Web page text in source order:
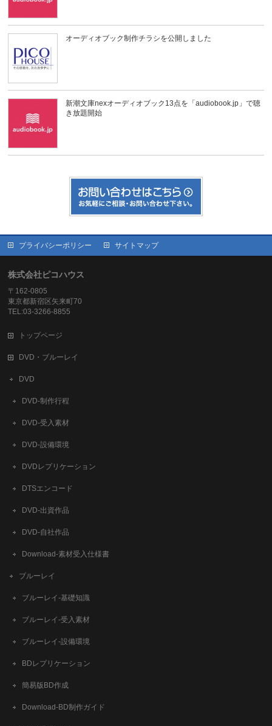
オーディオブック制作チラシを公開しました
新潮文庫nexオーディオブック13点を「audiobook.jp」で聴
き放題開始
プライバシーポリシー サイトマップ
株式会社ピコハウス
〒162-0805
東京都新宿区矢来町70
TEL:03-3266-8855
トップページ
DVD・ブルーレイ
DVD
DVD-制作行程
DVD-受入素材
DVD-設備環境
DVDレプリケーション
DTSエンコード
DVD-出資作品
DVD-自社作品
​Download-素材受入仕様書
ブルーレイ
ブルーレイ-基礎知識
ブルーレイ-受入素材
ブルーレイ-設備環境
BDレプリケーション
簡易版BD作成
​Download-BD制作ガイド